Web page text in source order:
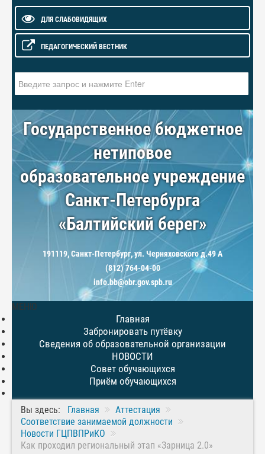
ДЛЯ СЛАБОВИДЯЩИХ
ПЕДАГОГИЧЕСКИЙ ВЕСТНИК
Государственное бюджетное
нетиповое
образовательное учреждение
Санкт-Петербурга
«Балтийский берег»
191119, Санкт-Петербург, ул. Черняховского д.49 А
(812) 764-04-00
info.bb@obr.gov.spb.ru
МЕНЮ
Главная
Забронировать путёвку
Сведения об образовательной организации
НОВОСТИ
Совет обучающихся
Приём обучающихся
Вы здесь: Главная
Аттестация
Соответствие занимаемой должности
Новости ГЦПВПРиКО
Как проходил региональный этап «Зарница 2.0»